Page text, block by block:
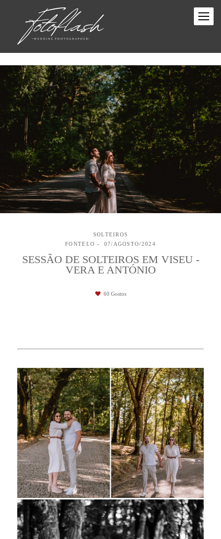
SOLTEIROS
FONTELO
07/AGOSTO/2024
SESSÃO DE SOLTEIROS EM VISEU -
VERA E ANTÓNIO
60 Gostos